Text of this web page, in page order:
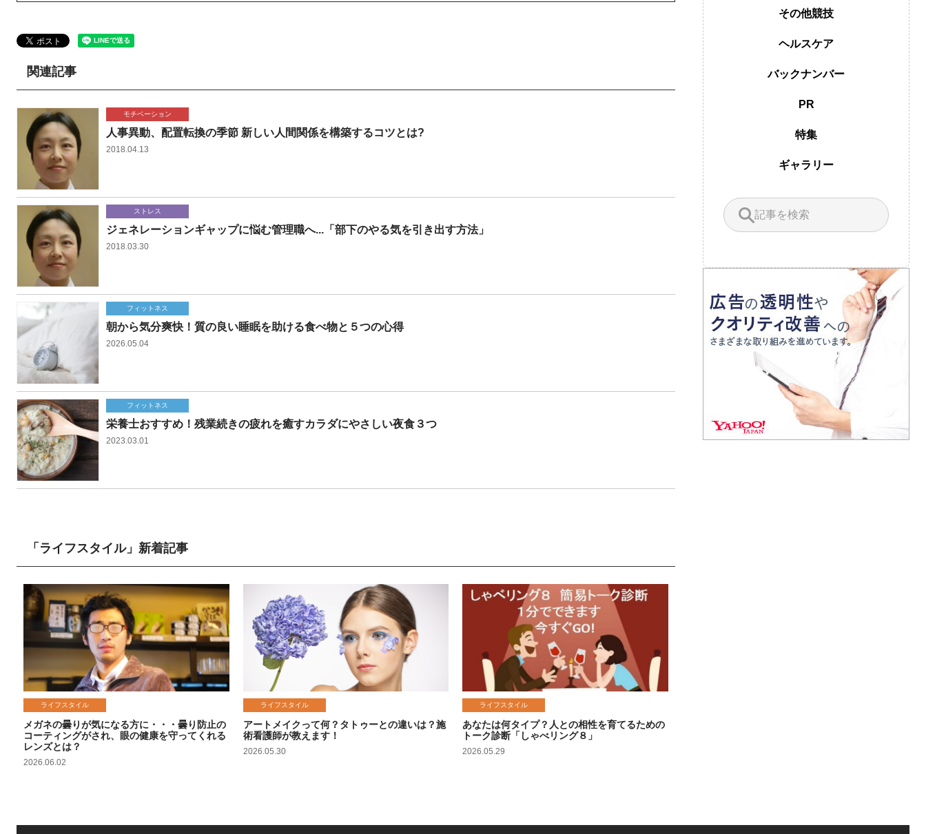
関連記事
モチベーション
人事異動、配置転換の季節 新しい人間関係を構築するコツとは?
2018.04.13
ストレス
ジェネレーションギャップに悩む管理職へ...「部下のやる気を引き出す方法」
2018.03.30
フィットネス
朝から気分爽快！質の良い睡眠を助ける食べ物と５つの心得
2026.05.04
フィットネス
栄養士おすすめ！残業続きの疲れを癒すカラダにやさしい夜食３つ
2023.03.01
「ライフスタイル」新着記事
ライフスタイル
メガネの曇りが気になる方に・・・曇り防止の
コーティングがされ、眼の健康を守ってくれる
レンズとは？
2026.06.02
ライフスタイル
アートメイクって何？タトゥーとの違いは？施
術看護師が教えます！
2026.05.30
ライフスタイル
あなたは何タイプ？人との相性を育てるための
トーク診断「しゃべリング８」
2026.05.29
その他競技
ヘルスケア
バックナンバー
PR
特集
ギャラリー